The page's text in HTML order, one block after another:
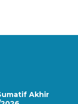
Akhir